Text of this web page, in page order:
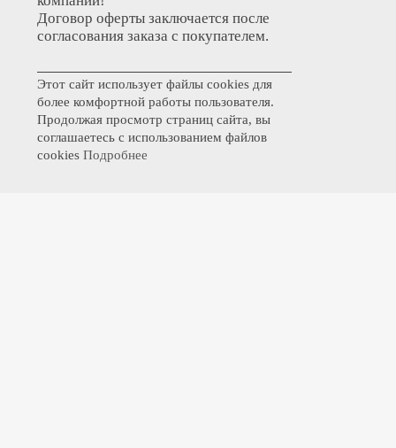
Договор оферты заключается после
согласования заказа с покупателем.
Этот сайт использует файлы cookies для
более комфортной работы пользователя.
Продолжая просмотр страниц сайта, вы
соглашаетесь с использованием файлов
cookies Подробнее